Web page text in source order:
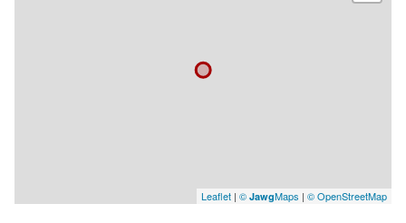
Leaflet | © JawgMaps | © OpenStreetMap